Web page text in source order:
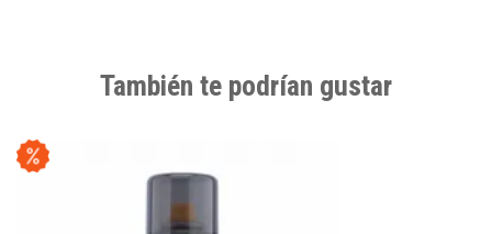
También te podrían gustar